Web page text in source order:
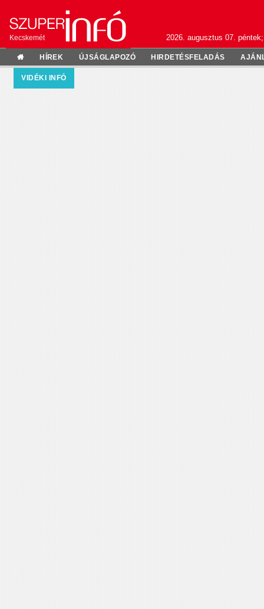
Kecskemét 2026. augusztus 07.
HÍREK ÚJSÁGLAPOZÓ HIRDETÉSFELADÁS
VIDÉKI INFÓ